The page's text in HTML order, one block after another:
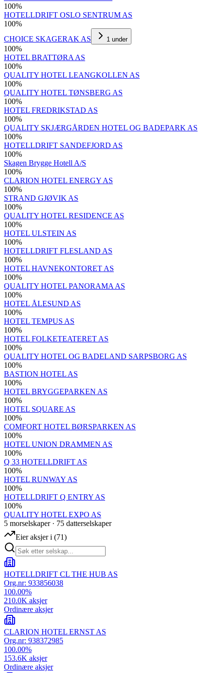
100%
HOTELLDRIFT OSLO SENTRUM AS
100%
CHOICE SKAGERAK AS
1 under
100%
HOTEL BRATTØRA AS
100%
QUALITY HOTEL LEANGKOLLEN AS
100%
QUALITY HOTEL TØNSBERG AS
100%
HOTEL FREDRIKSTAD AS
100%
QUALITY SKJÆRGÅRDEN HOTEL OG BADEPARK AS
100%
HOTELLDRIFT SANDEFJORD AS
100%
Skagen Brygge Hotell A/S
100%
CLARION HOTEL ENERGY AS
100%
STRAND GJØVIK AS
100%
QUALITY HOTEL RESIDENCE AS
100%
HOTEL ULSTEIN AS
100%
HOTELLDRIFT FLESLAND AS
100%
HOTEL HAVNEKONTORET AS
100%
QUALITY HOTEL PANORAMA AS
100%
HOTEL ÅLESUND AS
100%
HOTEL TEMPUS AS
100%
HOTEL FOLKETEATERET AS
100%
QUALITY HOTEL OG BADELAND SARPSBORG AS
100%
BASTION HOTEL AS
100%
HOTEL BRYGGEPARKEN AS
100%
HOTEL SQUARE AS
100%
COMFORT HOTEL BØRSPARKEN AS
100%
HOTEL UNION DRAMMEN AS
100%
Q 33 HOTELLDRIFT AS
100%
HOTEL RUNWAY AS
100%
HOTELLDRIFT Q ENTRY AS
100%
QUALITY HOTEL EXPO AS
5 morselskaper· 75 datterselskaper
Eier aksjer i (71)
HOTELLDRIFT CL THE HUB AS
Org.nr: 933856038
100.00%
210.0K aksjer
Ordinære aksjer
CLARION HOTEL ERNST AS
Org.nr: 938372985
100.00%
153.6K aksjer
Ordinære aksjer